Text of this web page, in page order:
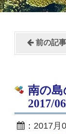
前の記
南の
2017/
：2017